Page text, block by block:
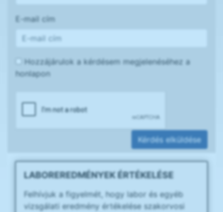
E-mail cím
Hozzájárulok a kérdésem megjelenéséhez a
honlapon
Kérdés elküldése
LABOREREDMÉNYEK ÉRTÉKELÉSE
Felhívjuk a figyelmét, hogy labor és egyéb
vizsgálati eredmény értékelése szakorvosi